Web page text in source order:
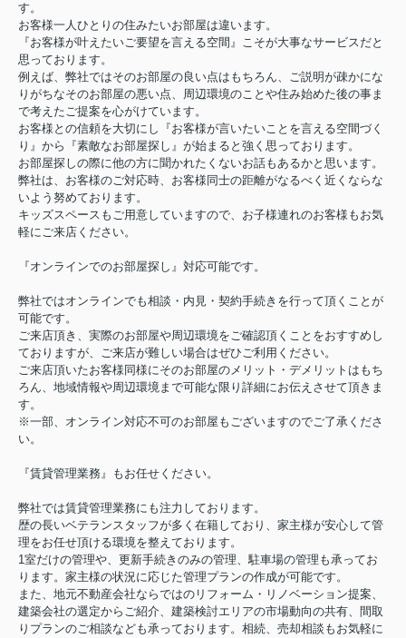
す。
お客様一人ひとりの住みたいお部屋は違います。
『お客様が叶えたいご要望を言える空間』こそが大事なサービスだと
思っております。
例えば、弊社ではそのお部屋の良い点はもちろん、ご説明が疎かにな
りがちなそのお部屋の悪い点、周辺環境のことや住み始めた後の事ま
で考えたご提案を心がけています。
お客様との信頼を大切にし『お客様が言いたいことを言える空間づく
り』から『素敵なお部屋探し』が始まると強く思っております。
お部屋探しの際に他の方に聞かれたくないお話もあるかと思います。
弊社は、お客様のご対応時、お客様同士の距離がなるべく近くならな
いよう努めております。
キッズスペースもご用意していますので、お子様連れのお客様もお気
軽にご来店ください。
『オンラインでのお部屋探し』対応可能です。
弊社ではオンラインでも相談・内見・契約手続きを行って頂くことが
可能です。
ご来店頂き、実際のお部屋や周辺環境をご確認頂くことをおすすめし
ておりますが、ご来店が難しい場合はぜひご利用ください。
ご来店頂いたお客様同様にそのお部屋のメリット・デメリットはもち
ろん、地域情報や周辺環境まで可能な限り詳細にお伝えさせて頂きま
す。
※一部、オンライン対応不可のお部屋もございますのでご了承くださ
い。
『賃貸管理業務』もお任せください。
弊社では賃貸管理業務にも注力しております。
歴の長いベテランスタッフが多く在籍しており、家主様が安心して管
理をお任せ頂ける環境を整えております。
1室だけの管理や、更新手続きのみの管理、駐車場の管理も承ってお
ります。家主様の状況に応じた管理プランの作成が可能です。
また、地元不動産会社ならではのリフォーム・リノベーション提案、
建築会社の選定からご紹介、建築検討エリアの市場動向の共有、間取
りプランのご相談なども承っております。相続、売却相談もお気軽に